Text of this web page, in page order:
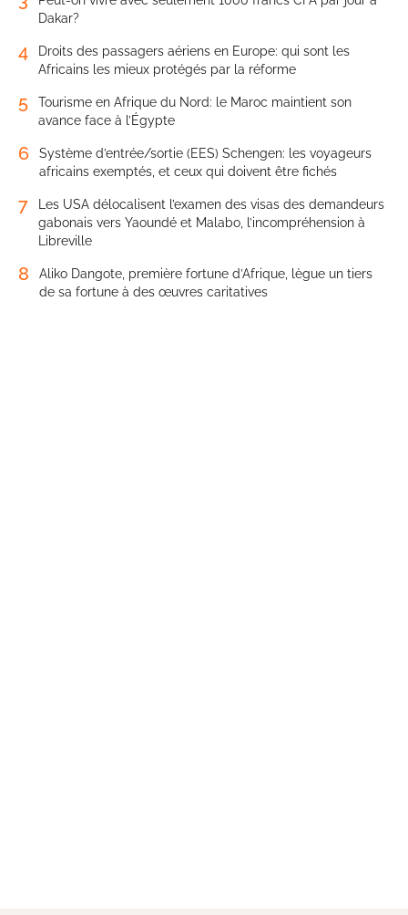
Dakar?
4
Droits des passagers aériens en Europe: qui sont les
Africains les mieux protégés par la réforme
5
Tourisme en Afrique du Nord: le Maroc maintient son
avance face à l’Égypte
6
Système d’entrée/sortie (EES) Schengen: les voyageurs
africains exemptés, et ceux qui doivent être fichés
7
Les USA délocalisent l’examen des visas des demandeurs
gabonais vers Yaoundé et Malabo, l’incompréhension à
Libreville
8
Aliko Dangote, première fortune d’Afrique, lègue un tiers
de sa fortune à des œuvres caritatives